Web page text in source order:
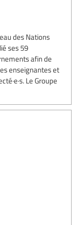
des Nations
ses 59
afin de
enseignantes et
Le Groupe